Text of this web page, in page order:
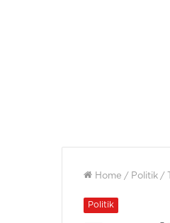
Home / Politik /
Politik